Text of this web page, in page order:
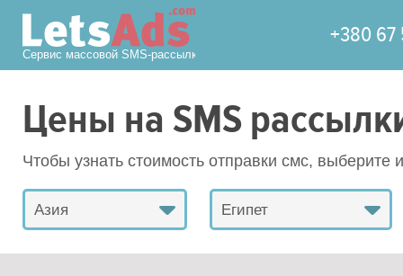
Сервис массовой SMS-рассылки
+380 67
Цены на SMS
Чтобы узнать стоимость отправки смс, выберите
Азия Египет